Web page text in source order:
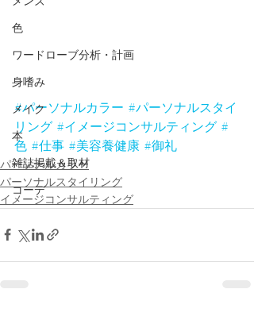
色
ワードローブ分析・計画
身嗜み
メイク
本
雑誌掲載＆取材
コーデ
#パーソナルカラー #パーソナルスタイ
リング #イメージコンサルティング #
色 #仕事 #美容養健康 #御礼
パーソナルカラー
パーソナルスタイリング
イメージコンサルティング